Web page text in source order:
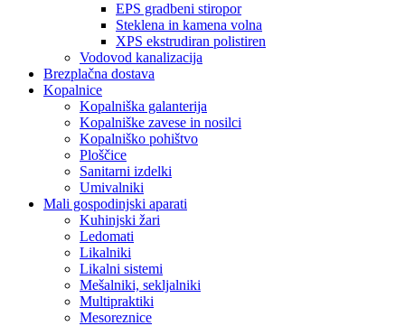
EPS gradbeni stiropor
Steklena in kamena volna
XPS ekstrudiran polistiren
Vodovod kanalizacija
Brezplačna dostava
Kopalnice
Kopalniška galanterija
Kopalniške zavese in nosilci
Kopalniško pohištvo
Ploščice
Sanitarni izdelki
Umivalniki
Mali gospodinjski aparati
Kuhinjski žari
Ledomati
Likalniki
Likalni sistemi
Mešalniki, sekljalniki
Multipraktiki
Mesoreznice